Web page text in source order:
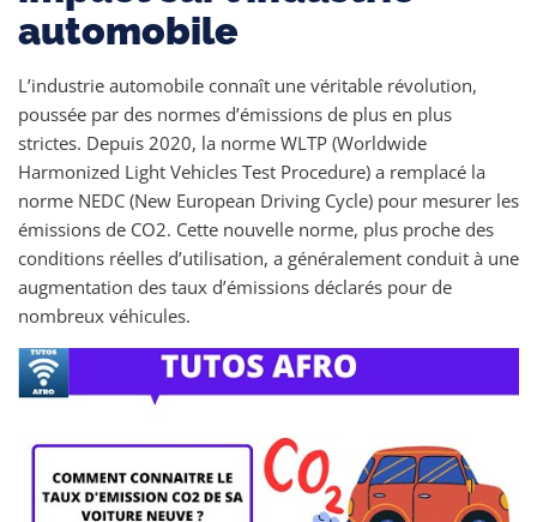
automobile
L’industrie automobile connaît une véritable révolution,
poussée par des normes d’émissions de plus en plus
strictes. Depuis 2020, la norme WLTP (Worldwide
Harmonized Light Vehicles Test Procedure) a remplacé la
norme NEDC (New European Driving Cycle) pour mesurer les
émissions de CO2. Cette nouvelle norme, plus proche des
conditions réelles d’utilisation, a généralement conduit à une
augmentation des taux d’émissions déclarés pour de
nombreux véhicules.